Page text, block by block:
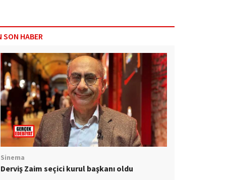
SON HABER
Sinema
Derviş Zaim seçici kurul başkanı oldu